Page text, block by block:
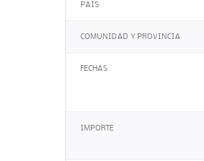
PAIS
COMUNIDAD Y PROVINCIA
FECHAS
IMPORTE